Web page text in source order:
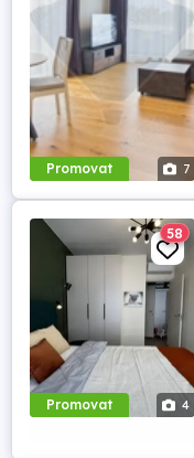
Promovat 7
Promovat 4
58